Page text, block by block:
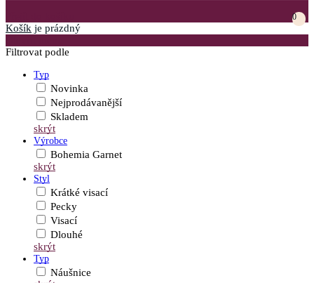
0
Košík je prázdný
Filtrovat podle
Typ
Novinka
Nejprodávanější
Skladem
skrýt
Výrobce
Bohemia Garnet
skrýt
Styl
Krátké visací
Pecky
Visací
Dlouhé
skrýt
Typ
Náušnice